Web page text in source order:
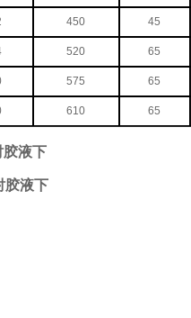
450 45
520 65
575 65
610 65
胶液下
胶液下